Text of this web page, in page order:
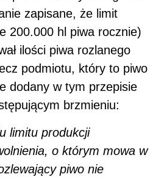
zapisane, że limit
200.000 hl piwa rocznie)
ilości piwa rozlanego
podmiotu, który to piwo
dodany w tym przepisie
brzmieniu:
limitu produkcji
o którym mowa w
piwo nie